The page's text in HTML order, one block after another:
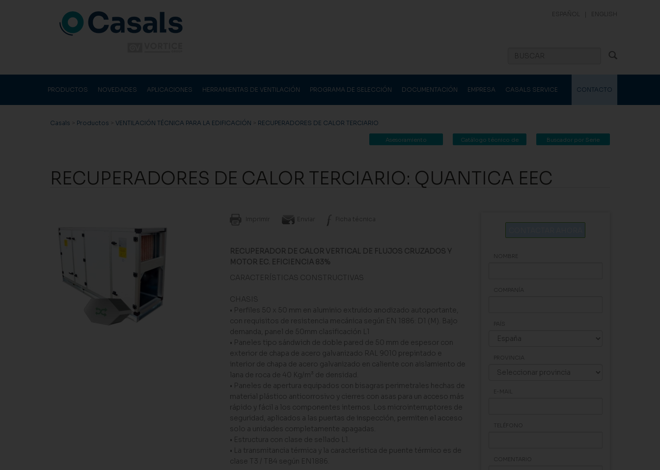
ESPAÑOL | ENGLISH
PRODUCTOS NOVEDADES APLICACIONES HERRAMIENTAS DE VENTILACIÓN PROGRAMA DE SELECCIÓN DOCUMENTACIÓN EMPRESA CASALS SERVICE CONTACTO
Casals > Productos > VENTILACIÓN TÉCNICA PARA LA EDIFICACIÓN > RECUPERADORES DE CALOR TERCIARIO
Buscador por Serie
Catálogo técnico de
Asesoramiento
RECUPERADORES DE CALOR TERCIARIO: QUANTICA EEC
Imprimir Enviar Ficha técnica
RECUPERADOR DE CALOR VERTICAL DE FLUJOS CRUZADOS Y
MOTOR EC. EFICIENCIA 83%
CARACTERÍSTICAS CONSTRUCTIVAS
CHASIS
• Perfiles 50 x 50 mm en aluminio extruido anodizado autoportante,
con requisitos de resistencia mecánica según EN 1886: D1 (M). Bajo
demanda, panel de 50mm clasificación L1
• Paneles tipo sándwich de doble pared de 50 mm de espesor con
exterior de chapa de acero galvanizado RAL 9010 prepintado e
interior de chapa de acero galvanizado en caliente con aislamiento de
lana de roca de 40 Kg/m³ de densidad.
• Paneles de apertura equipados con bisagras perimetrales hechas de
material plástico anticorrosivo y cierres con asas para un acceso más
rápido y fácil a los componentes internos. Los microinterruptores de
seguridad, aplicados a las puertas de inspección, permiten el acceso
solo a unidades completamente apagadas.
• Estructura con clase de sellado L1.
• La transmitancia térmica y la característica de puente térmico es de
clase T3 / TB4 según EN1886.
NOMBRE
COMPANÍA
PAÍS
PROVINCIA
E-MAIL
TELÉFONO
COMENTARIO